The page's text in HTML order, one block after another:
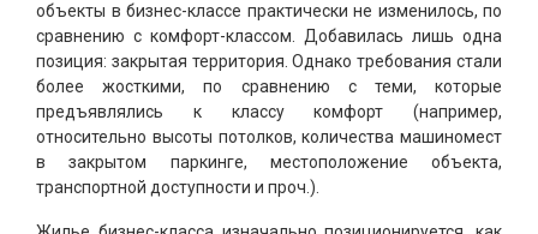
объекты в бизнес-классе практически не изменилось, по
сравнению с комфорт-классом. Добавилась лишь одна
позиция: закрытая территория. Однако требования стали
более жосткими, по сравнению с теми, которые
предъявлялись к классу комфорт (например,
относительно высоты потолков, количества машиномест
в закрытом паркинге, местоположение объекта,
транспортной доступности и проч.).